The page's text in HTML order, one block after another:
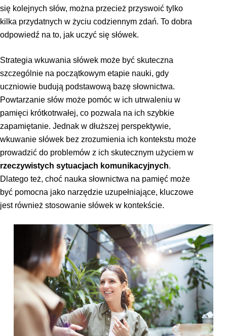
się kolejnych słów, można przecież przyswoić tylko
kilka przydatnych w życiu codziennym zdań. To dobra
odpowiedź na to, jak uczyć się słówek.
Strategia wkuwania słówek może być skuteczna
szczególnie na początkowym etapie nauki, gdy
uczniowie budują podstawową bazę słownictwa.
Powtarzanie słów może pomóc w ich utrwaleniu w
pamięci krótkotrwałej, co pozwala na ich szybkie
zapamiętanie. Jednak w dłuższej perspektywie,
wkuwanie słówek bez zrozumienia ich kontekstu może
prowadzić do problemów z ich skutecznym użyciem w
rzeczywistych sytuacjach komunikacyjnych.
Dlatego też, choć nauka słownictwa na pamięć może
być pomocna jako narzędzie uzupełniające, kluczowe
jest również stosowanie słówek w kontekście.